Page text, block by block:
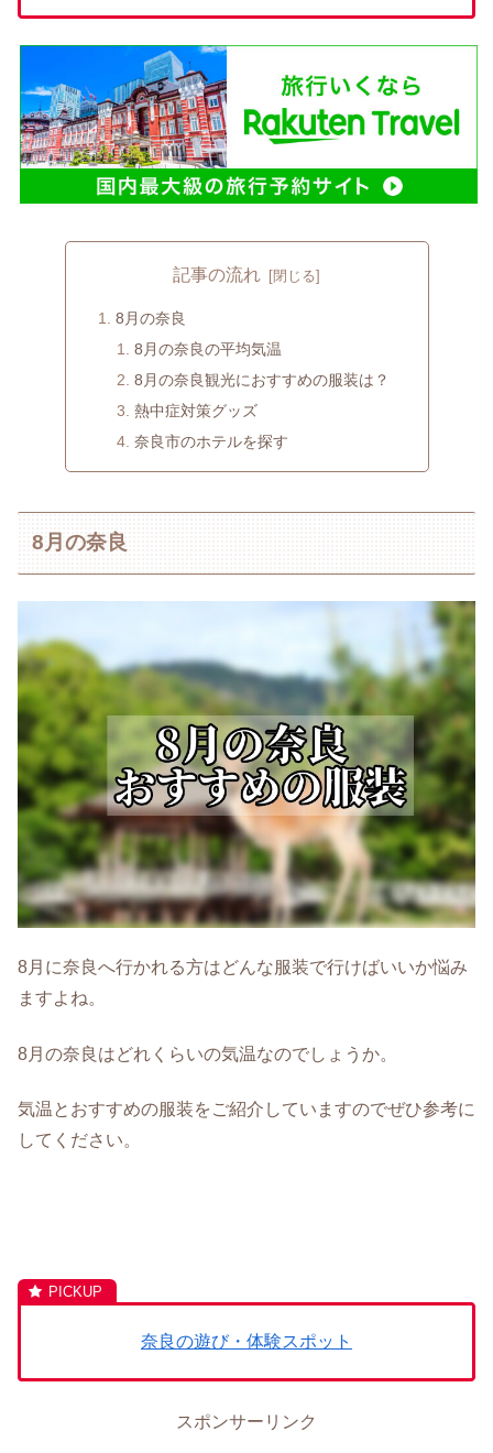
記事の流れ
8月の奈良
8月の奈良の平均気温
8月の奈良観光におすすめの服装は？
熱中症対策グッズ
奈良市のホテルを探す
8月の奈良
8月に奈良へ行かれる方はどんな服装で行けばいいか悩み
ますよね。
8月の奈良はどれくらいの気温なのでしょうか。
気温とおすすめの服装をご紹介していますのでぜひ参考に
してください。
奈良の遊び・体験スポット
スポンサーリンク